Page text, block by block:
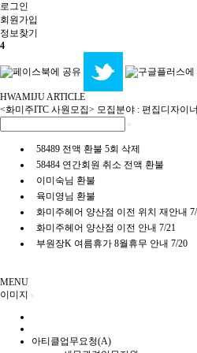
로그인
회원 가입
정보찾기
4
HWAMIJU ARTICLE
<화미주ITC 사원모집> 모집분야 : 편집디자이
58489 전액 환불 5회 삭제
58484 연간회원 취소 전액 환불
이미숙님 환불
육미영님 환불
화미주헤어 양산점 이전 위치 재안내
화미주헤어 양산점 이전 안내 7/21
부원장K 여름휴가 8월휴무 안내 7/20
MENU
이미지
아티클업무요청(A)